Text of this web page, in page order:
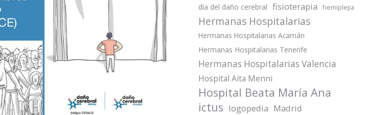
día del daño cerebral fisioterapia hemiplejia
Hermanas Hospitalarias
Hermanas Hospitalarias Acamán
Hermanas Hospitalarias Tenerife
Hermanas Hospitalarias Valencia
Hospital Aita Menni
Hospital Beata María Ana
ictus logopedia Madrid